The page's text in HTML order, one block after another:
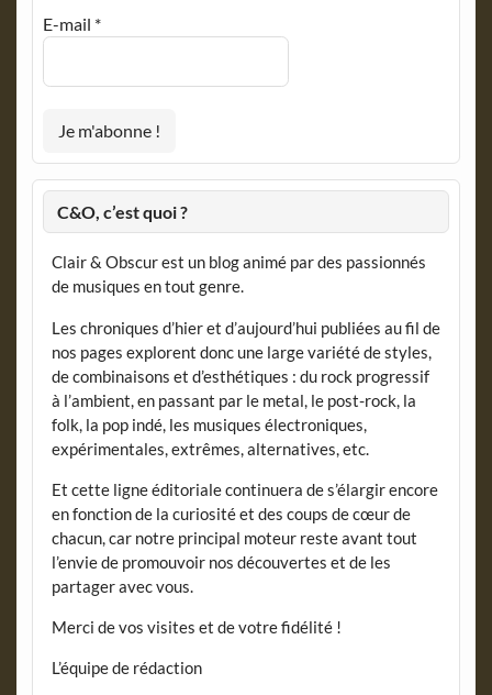
E-mail *
C&O, c’est quoi ?
Clair & Obscur est un blog animé par des passionnés
de musiques en tout genre.
Les chroniques d’hier et d’aujourd’hui publiées au fil de
nos pages explorent donc une large variété de styles,
de combinaisons et d’esthétiques : du rock progressif
à l’ambient, en passant par le metal, le post-rock, la
folk, la pop indé, les musiques électroniques,
expérimentales, extrêmes, alternatives, etc.
Et cette ligne éditoriale continuera de s’élargir encore
en fonction de la curiosité et des coups de cœur de
chacun, car notre principal moteur reste avant tout
l’envie de promouvoir nos découvertes et de les
partager avec vous.
Merci de vos visites et de votre fidélité !
L’équipe de rédaction